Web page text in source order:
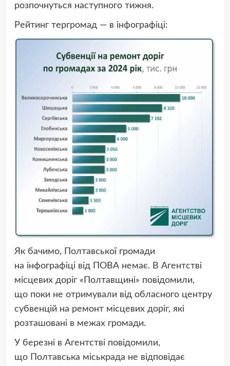
розпочнуться наступного тижня.
Рейтинг тергромад — в інфографіці:
Як бачимо, Полтавської громади
на інфографіці від ПОВА немає. В Агентстві
місцевих доріг «Полтавщині» повідомили,
що поки не отримували від обласного центру
субвенцій на ремонт місцевих доріг, які
розташовані в межах громади.
У березні в Агентстві повідомили,
що Полтавська міськрада не відповідає